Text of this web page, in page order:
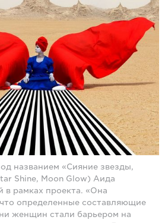
названием «Сияние звезды,
Shine, Moon Glow) Аида
в рамках проекта. «Она
определенные составляющие
женщин стали барьером на